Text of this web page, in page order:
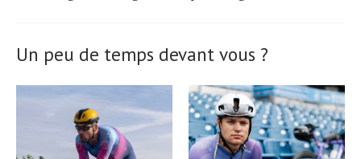
Un peu de temps devant vous ?